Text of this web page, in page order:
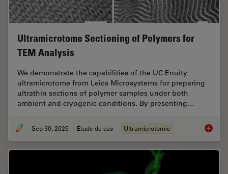
Ultramicrotome Sectioning of Polymers for
TEM Analysis
We demonstrate the capabilities of the UC Enuity
ultramicrotome from Leica Microsystems for preparing
ultrathin sections of polymer samples under both
ambient and cryogenic conditions. By presenting…
Sep 30, 2025 Étude de cas Ultramicrotomie